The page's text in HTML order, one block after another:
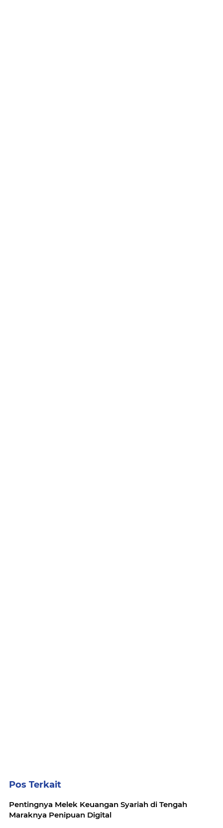
Pos Terkait
Pentingnya Melek Keuangan Syariah di Tengah
Maraknya Penipuan Digital